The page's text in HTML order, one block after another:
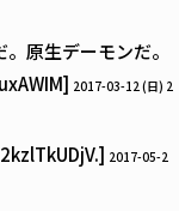
原生デーモンだ。
2017-03-12 (日) 2
2017-05-2